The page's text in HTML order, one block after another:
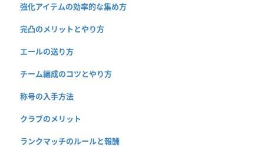
強化アイテムの効率的な集め方
完凸のメリットとやり方
エールの送り方
チーム編成のコツとやり方
称号の入手方法
クラブのメリット
ランクマッチのルールと報酬